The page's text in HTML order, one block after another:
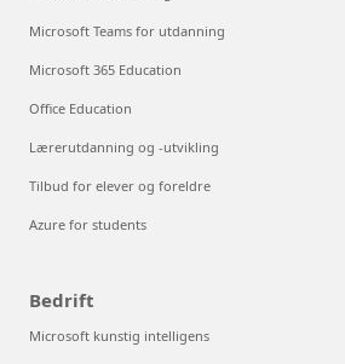
Microsoft Teams for utdanning
Microsoft 365 Education
Office Education
Lærerutdanning og -utvikling
Tilbud for elever og foreldre
Azure for students
Bedrift
Microsoft kunstig intelligens